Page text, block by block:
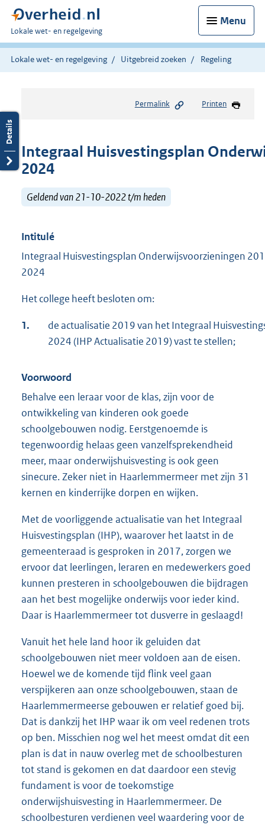
Menu
U
bent
hier:
Lokale wet- en regelgeving
Lokale wet- en regelgeving Uitgebreid zoeken Regeling
Permalink Printen
Integraal Huisvestingsplan
2024
Geldend van 21-10-2022 t/m heden
Intitulé
Integraal Huisvestingsplan Onderwijsvoorzieningen
2024
Het college heeft besloten om:
1.
de actualisatie 2019 van het Integraal
2024 (IHP Actualisatie 2019) vast te stellen;
Voorwoord
Behalve een leraar voor de klas, zijn voor de
ontwikkeling van kinderen ook goede
schoolgebouwen nodig. Eerstgenoemde is
tegenwoordig helaas geen vanzelfsprekendheid
meer, maar onderwijshuisvesting is ook geen
sinecure. Zeker niet in Haarlemmermeer met zijn 31
kernen en kinderrijke dorpen en wijken.
Met de voorliggende actualisatie van het Integraal
Huisvestingsplan (IHP), waarover het laatst in de
gemeenteraad is gesproken in 2017, zorgen we
ervoor dat leerlingen, leraren en medewerkers goed
kunnen presteren in schoolgebouwen die bijdragen
aan het best mogelijke onderwijs voor ieder kind.
Daar is Haarlemmermeer tot dusverre in geslaagd!
Vanuit het hele land hoor ik geluiden dat
schoolgebouwen niet meer voldoen aan de eisen.
Hoewel we de komende tijd flink veel gaan
verspijkeren aan onze schoolgebouwen, staan de
Haarlemmermeerse gebouwen er relatief goed bij.
Dat is dankzij het IHP waar ik om veel redenen trots
op ben. Misschien nog wel het meest omdat dit een
plan is dat in nauw overleg met de schoolbesturen
tot stand is gekomen en dat daardoor een stevig
fundament is voor de toekomstige
onderwijshuisvesting in Haarlemmermeer. De
schoolbesturen verdienen veel waardering voor de